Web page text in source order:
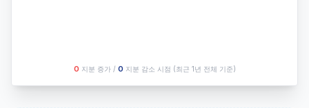
O 지분 증가 / O 지분 감소 시점 (최근 1년 전체 기준)